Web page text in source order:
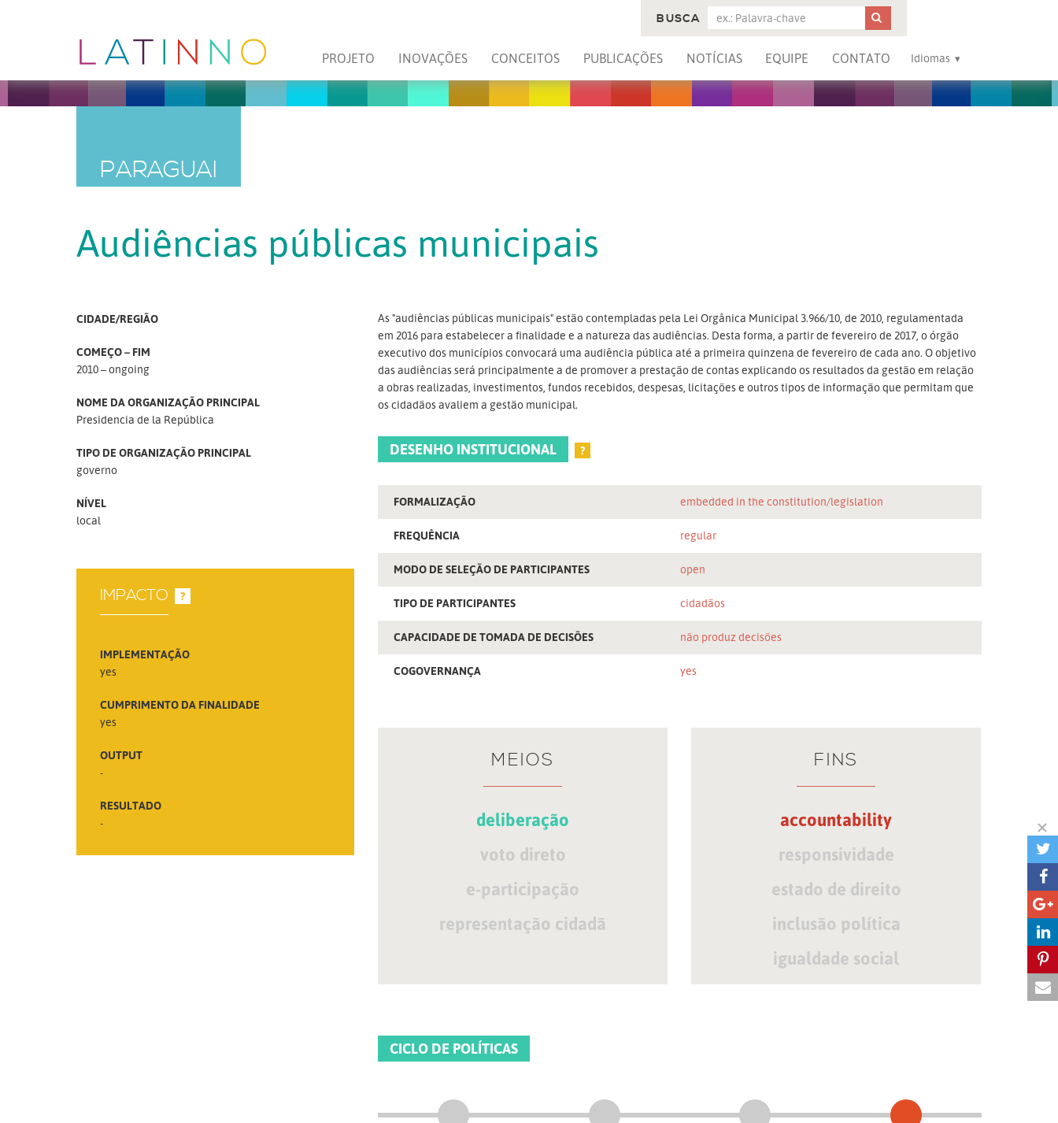
PROJETO INOVAÇÕES CONCEITOS PUBLICAÇÕES NOTÍCIAS EQUIPE CONTATO Idiomas
BUSCA
PARAGUAI
Audiências públicas municipais
CIDADE/REGIÃO
COMEÇO – FIM
2010 – ongoing
NOME DA ORGANIZAÇÃO PRINCIPAL
Presidencia de la República
TIPO DE ORGANIZAÇÃO PRINCIPAL
governo
NÍVEL
local
IMPACTO ?
IMPLEMENTAÇÃO
yes
CUMPRIMENTO DA FINALIDADE
yes
OUTPUT
-
RESULTADO
-
As "audiências públicas municipais" estão contempladas pela Lei Orgânica Municipal 3.966/10, de 2010, regulamentada
em 2016 para estabelecer a finalidade e a natureza das audiências. Desta forma, a partir de fevereiro de 2017, o órgão
executivo dos municípios convocará uma audiência pública até a primeira quinzena de fevereiro de cada ano. O objetivo
das audiências será principalmente a de promover a prestação de contas explicando os resultados da gestão em relação
a obras realizadas, investimentos, fundos recebidos, despesas, licitações e outros tipos de informação que permitam que
os cidadãos avaliem a gestão municipal.
DESENHO INSTITUCIONAL ?
FORMALIZAÇÃO embedded in the constitution/legislation
FREQUÊNCIA regular
MODO DE SELEÇÃO DE PARTICIPANTES open
TIPO DE PARTICIPANTES cidadãos
CAPACIDADE DE TOMADA DE DECISÕES não produz decisões
COGOVERNANÇA yes
MEIOS
deliberação
voto direto
e-participação
representação cidadã
FINS
accountability
responsividade
estado de direito
inclusão política
igualdade social
CICLO DE POLÍTICAS